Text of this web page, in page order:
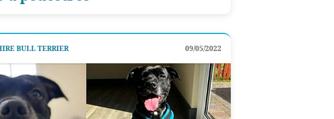
BULL TERRIER 09/05/2022